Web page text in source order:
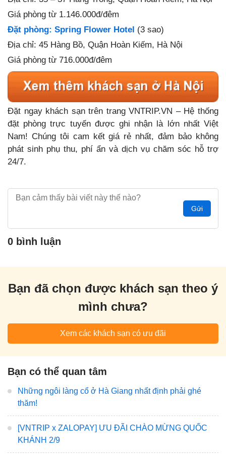
Giá phòng từ 1.146.000đ/đêm
Đặt phòng: Spring Flower Hotel (3 sao)
Địa chỉ: 45 Hàng Bồ, Quận Hoàn Kiếm, Hà Nội
Giá phòng từ 716.000đ/đêm
Đặt ngay khách sạn trên trang VNTRIP.VN – Hệ thống
đặt phòng trực tuyến được ghi nhận là lớn nhất Việt
Nam! Chúng tôi cam kết giá rẻ nhất, đảm bảo không
phát sinh phụ thu, phí ẩn và dịch vụ chăm sóc hỗ trợ
24/7.
Gửi
0 bình luận
Bạn đã chọn được khách sạn theo ý
mình chưa?
Xem các khách sạn có ưu đãi
Bạn có thể quan tâm
Những ngôi làng cổ ở Hà Giang nhất định phải ghé
thăm!
[VNTRIP x ZALOPAY] ƯU ĐÃI CHÀO MỪNG QUỐC
KHÁNH 2/9